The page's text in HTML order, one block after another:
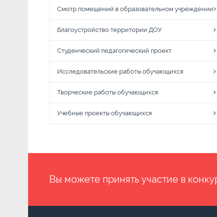
Смотр помещений в образовательном учреждении
Благоустройство территории ДОУ
Студенческий педагогический проект
Исследовательские работы обучающихся
Творческие работы обучающихся
Учебные проекты обучающихся
Вы можете принять участие в